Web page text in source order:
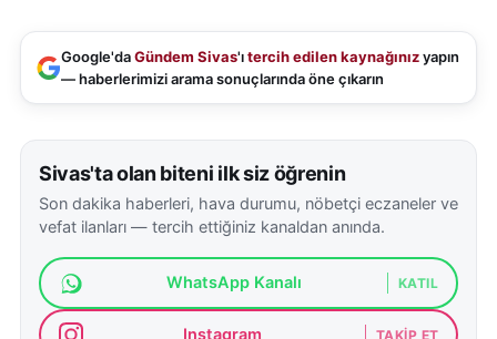
Google'daGündem Sivas'ıtercih edilen kaynağınızyapın
— haberlerimizi arama sonuçlarında öne çıkarın
Sivas'ta olan biteni ilk siz öğrenin
Son dakika haberleri, hava durumu, nöbetçi eczaneler ve
vefat ilanları — tercih ettiğiniz kanaldan anında.
WhatsApp Kanalı KATIL
Instagram TAKIP ET